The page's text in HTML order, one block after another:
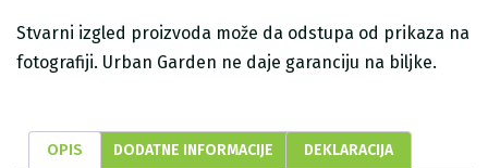
Stvarni izgled proizvoda može da odstupa od prikaza na
fotografiji. Urban Garden ne daje garanciju na biljke.
OPIS DODATNE INFORMACIJE DEKLARACIJA